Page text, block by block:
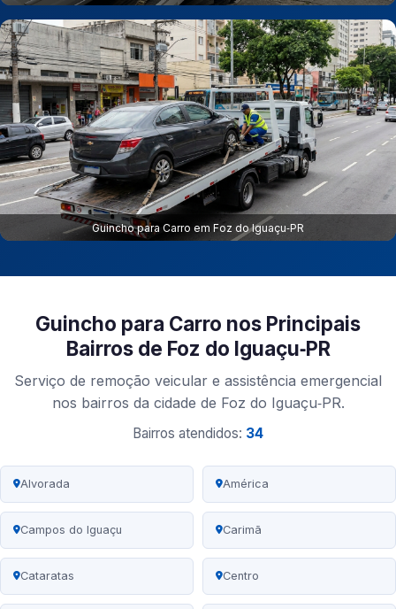
Guincho para Carro em Foz do Iguaçu‑PR
Guincho para Carro nos Principais
Bairros de Foz do Iguaçu‑PR
Serviço de remoção veicular e assistência emergencial
nos bairros da cidade de Foz do Iguaçu‑PR.
Bairros atendidos: 34
Alvorada América
Campos do Iguaçu Carimã
Cataratas Centro